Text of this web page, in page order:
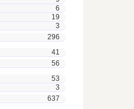
6
19
3
296
41
56
53
3
637